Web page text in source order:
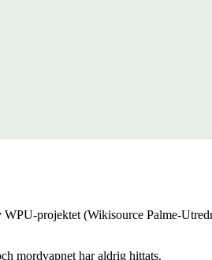
projektet (Wikisource Palme-
mordvapnet har aldrig hittats.